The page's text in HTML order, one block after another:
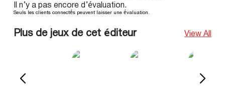
Il n’y a pas encore d’évaluation.
Seuls les clients connectés peuvent laisser une évaluation.
Plus de jeux de cet éditeur View All